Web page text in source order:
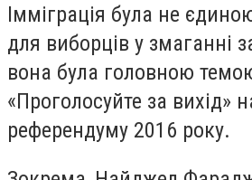
Імміграція була не
для виборців у змаганні
вона була головною
«Проголосуйте за вихід»
референдуму 2016 року.